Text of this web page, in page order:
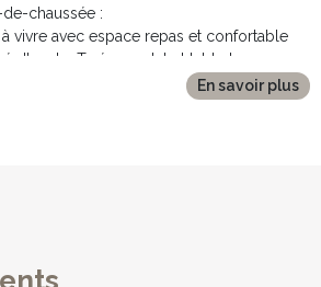
chaussée :
vivre avec espace repas et confortable
d'angle, Tv écran plat et table basse.
toute la largeur de la pièce et offre le
mijoter sur place les bons produits du
en bois conduit au 1er étage où se
En savoir plus